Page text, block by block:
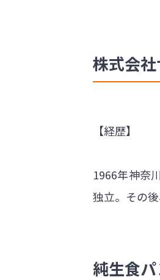
株式会
【経歴】
1966年神奈
独立。その
純生食